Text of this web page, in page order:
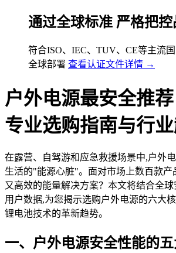
通过全球标准 严格把控
符合ISO、IEC、TUV、CE等主流
全球部署 查看认证文件详情 →
户外电源最安全推
专业选购指南与行
在露营、自驾游和应急救援场景中,户外
生活的"能源心脏"。面对市场上数百款产
又高效的能量解决方案？本文将结合全
用户数据,为您揭示选购户外电源的六大
锂电池技术的革新趋势。
一、户外电源安全性能的